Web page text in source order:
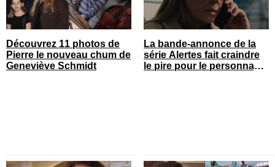
Découvrez 11 photos de
Pierre le nouveau chum de
Geneviève Schmidt
La bande-annonce de la
série Alertes fait craindre
le pire pour le personnage